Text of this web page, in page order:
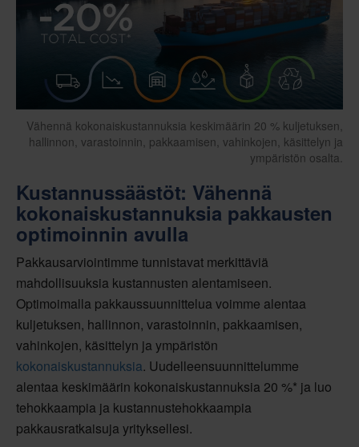
Vähennä kokonaiskustannuksia keskimäärin 20 % kuljetuksen,
hallinnon, varastoinnin, pakkaamisen, vahinkojen, käsittelyn ja
ympäristön osalta.
Kustannussäästöt: Vähennä
kokonaiskustannuksia pakkausten
optimoinnin avulla
Pakkausarviointimme tunnistavat merkittäviä
mahdollisuuksia kustannusten alentamiseen.
Optimoimalla pakkaussuunnittelua voimme alentaa
kuljetuksen, hallinnon, varastoinnin, pakkaamisen,
vahinkojen, käsittelyn ja ympäristön
kokonaiskustannuksia. Uudelleensuunnittelumme
alentaa keskimäärin kokonaiskustannuksia 20 %* ja luo
tehokkaampia ja kustannustehokkaampia
pakkausratkaisuja yrityksellesi.